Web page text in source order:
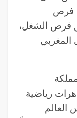
فرص
فرص الشغل،
المغربي
رياضية
2025 وكأس العالم